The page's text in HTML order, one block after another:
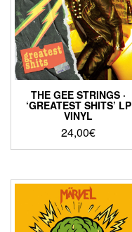
THE GEE STRINGS ·
‘GREATEST SHITS’ LP
VINYL
24,00€